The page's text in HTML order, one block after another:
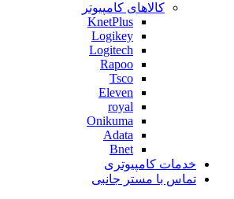
کالاهای کامپیوتر
KnetPlus
Logikey
Logitech
Rapoo
Tsco
Eleven
royal
Onikuma
Adata
Bnet
خدمات کامپیوتری
تماس با مستر جانبی